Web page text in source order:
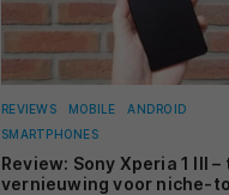
REVIEWS MOBILE
ANDROID
SMARTPHONES
Review: Sony Xperia 1 III
vernieuwing voor niche-